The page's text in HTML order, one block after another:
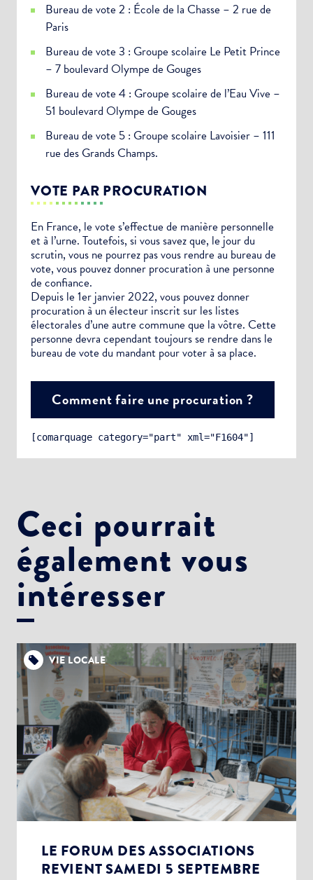
Bureau de vote 2 : École de la Chasse – 2 rue de
Paris
Bureau de vote 3 : Groupe scolaire Le Petit Prince
– 7 boulevard Olympe de Gouges
Bureau de vote 4 : Groupe scolaire de l’Eau Vive –
51 boulevard Olympe de Gouges
Bureau de vote 5 : Groupe scolaire Lavoisier – 111
rue des Grands Champs.
VOTE PAR PROCURATION
En France, le vote s’effectue de manière personnelle
et à l’urne. Toutefois, si vous savez que, le jour du
scrutin, vous ne pourrez pas vous rendre au bureau de
vote, vous pouvez donner procuration à une personne
de confiance.
Depuis le 1er janvier 2022, vous pouvez donner
procuration à un électeur inscrit sur les listes
électorales d’une autre commune que la vôtre. Cette
personne devra cependant toujours se rendre dans le
bureau de vote du mandant pour voter à sa place.
Comment faire une procuration ?
[comarquage category="part" xml="F1604"]
Ceci pourrait
également vous
intéresser
VIE LOCALE
LE FORUM DES ASSOCIATIONS
REVIENT SAMEDI 5 SEPTEMBRE
Choisissez votre abonnement :
Alertes Mail
Newsletter Culture